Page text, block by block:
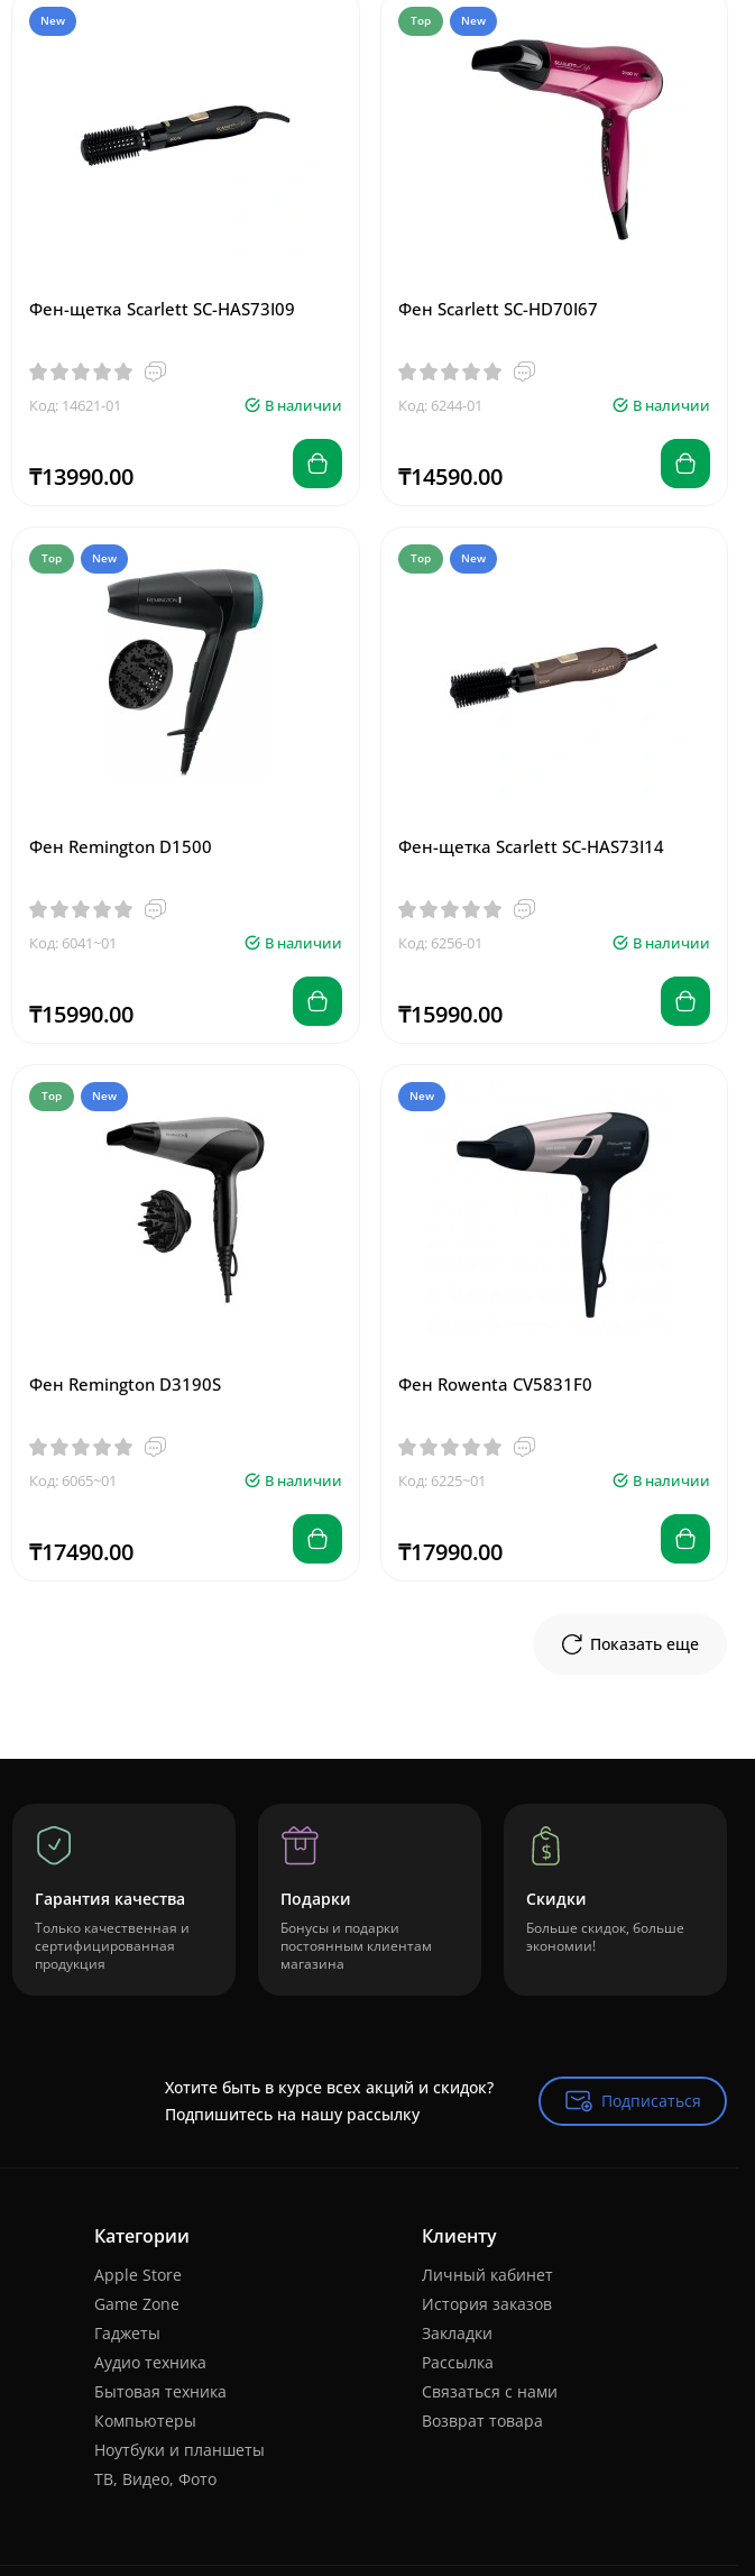
New
Фен-щетка Scarlett SC-HAS73I09
Код: 14621-01 В наличии
₸13990.00
Top New
Фен Scarlett SC-HD70I67
Код: 6244-01 В наличии
₸14590.00
Top New
Фен Remington D1500
Код: 6041~01 В наличии
₸15990.00
Top New
Фен-щетка Scarlett SC-HAS73I14
Код: 6256-01 В наличии
₸15990.00
Top New
Фен Remington D3190S
Код: 6065~01 В наличии
₸17490.00
New
Фен Rowenta CV5831F0
Код: 6225~01 В наличии
₸17990.00
Показать еще
Гарантия качества
Только качественная и
сертифицированная
продукция
Подарки
Бонусы и подарки
постоянным клиентам
магазина
Скидки
Больше скидок, больше
экономии!
Хотите быть в курсе всех акций и скидок?
Подпишитесь на нашу рассылку
Подписаться
Подписаться
Категории
Apple Store
Game Zone
Гаджеты
Аудио техника
Бытовая техника
Компьютеры
Ноутбуки и планшеты
ТВ, Видео, Фото
Клиенту
Личный кабинет
История заказов
Закладки
Рассылка
Связаться с нами
Возврат товара